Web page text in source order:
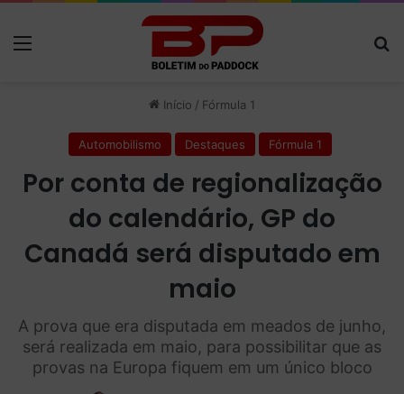
Início / Fórmula 1
Automobilismo Destaques Fórmula 1
Por conta de regionalização
do calendário, GP do
Canadá será disputado em
maio
A prova que era disputada em meados de junho,
será realizada em maio, para possibilitar que as
provas na Europa fiquem em um único bloco